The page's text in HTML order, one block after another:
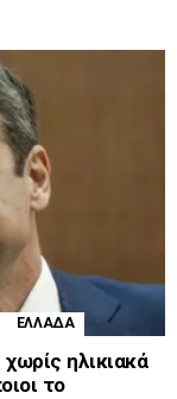
ΕΛΛΑΔΑ
ηλικιακά
το